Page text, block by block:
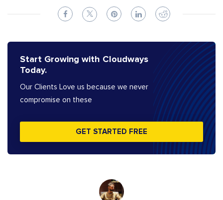
Start Growing with Cloudways
Today.
Our Clients Love us because we never
compromise on these
GET STARTED FREE